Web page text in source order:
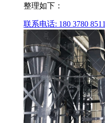
整理如下：
联系电话: 180 3780 8511